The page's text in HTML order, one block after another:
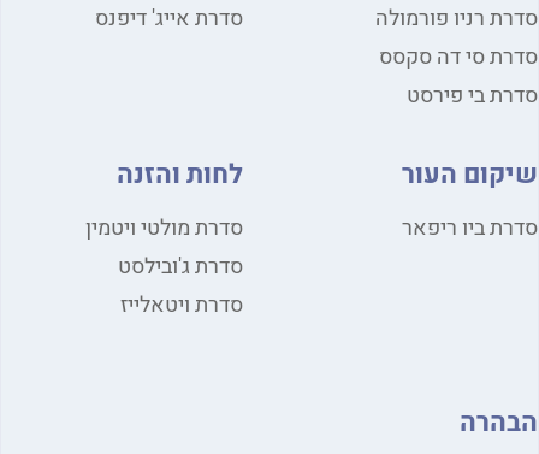
סדרת רניו פורמולה
סדרת סי דה סקסס
סדרת בי פירסט
שיקום העור
סדרת ביו ריפאר
סדרת אייג' דיפנס
לחות והזנה
סדרת מולטי ויטמין
סדרת ג'ובילסט
סדרת ויטאלייז
הבהרה